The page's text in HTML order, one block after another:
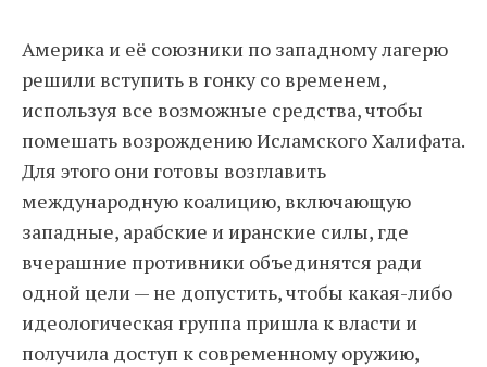
Америка и её союзники по западному лагерю
решили вступить в гонку со временем,
используя все возможные средства, чтобы
помешать возрождению Исламского Халифата.
Для этого они готовы возглавить
международную коалицию, включающую
западные, арабские и иранские силы, где
вчерашние противники объединятся ради
одной цели — не допустить, чтобы какая-либо
идеологическая группа пришла к власти и
получила доступ к современному оружию,